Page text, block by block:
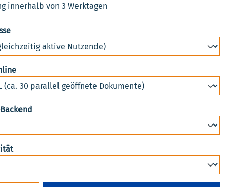
innerhalb von 3 Werktagen
auswählen
auswählen
auswählen